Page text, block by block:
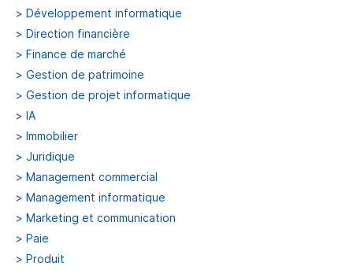
> Développement informatique
> Direction financière
> Finance de marché
> Gestion de patrimoine
> Gestion de projet informatique
> IA
> Immobilier
> Juridique
> Management commercial
> Management informatique
> Marketing et communication
> Paie
> Produit